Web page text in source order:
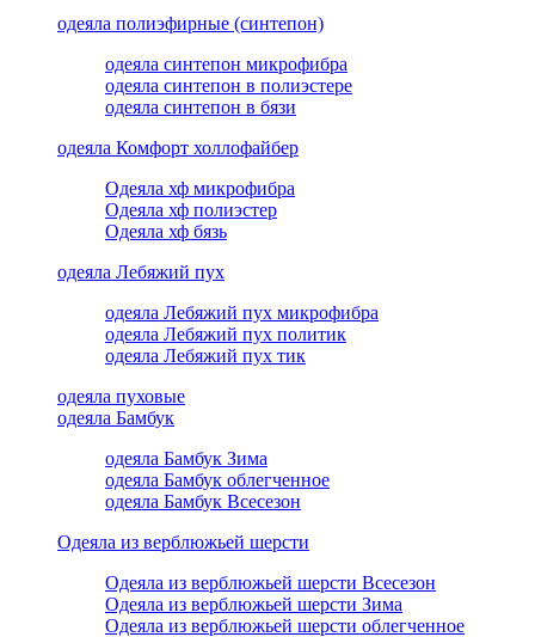
одеяла полиэфирные (синтепон)
одеяла синтепон микрофибра
одеяла синтепон в полиэстере
одеяла синтепон в бязи
одеяла Комфорт холлофайбер
Одеяла хф микрофибра
Одеяла хф полиэстер
Одеяла хф бязь
одеяла Лебяжий пух
одеяла Лебяжий пух микрофибра
одеяла Лебяжий пух политик
одеяла Лебяжий пух тик
одеяла пуховые
одеяла Бамбук
одеяла Бамбук Зима
одеяла Бамбук облегченное
одеяла Бамбук Всесезон
Одеяла из верблюжьей шерсти
Одеяла из верблюжьей шерсти Всесезон
Одеяла из верблюжьей шерсти Зима
Одеяла из верблюжьей шерсти облегченное